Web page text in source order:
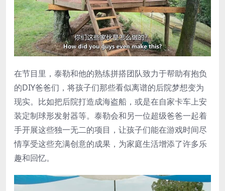
在节目里，泰勒和他的熟练拼搭团队致力于帮助有抱负
的DIY爸爸们，将孩子们那些看似离谱的后院梦想变为
现实。比如把后院打造成海盗船，或是在自家卡车上安
装定制球形发射器等。泰勒会和另一位超级爸爸一起着
手开展这些独一无二的项目，让孩子们能在游戏时间尽
情享受这些充满创意的成果，为家庭生活增添了许多乐
趣和回忆。